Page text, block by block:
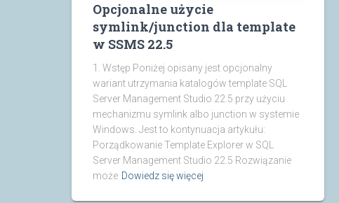
Opcjonalne użycie
symlink/junction dla template
w SSMS 22.5
1. Wstęp Poniżej opisany jest opcjonalny
wariant utrzymania katalogów template SQL
Server Management Studio 22.5 przy użyciu
mechanizmu symlink albo junction w systemie
Windows. Jest to kontynuacja artykułu:
Porządkowanie Template Explorer w SQL
Server Management Studio 22.5 Rozwiązanie
może Dowiedz się więcej